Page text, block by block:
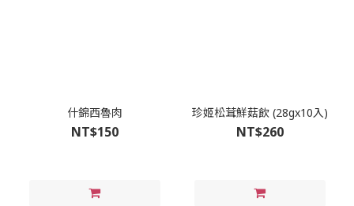
什錦西魯肉
NT$150
珍姬松茸鮮菇飲 (28gx10入)
NT$260